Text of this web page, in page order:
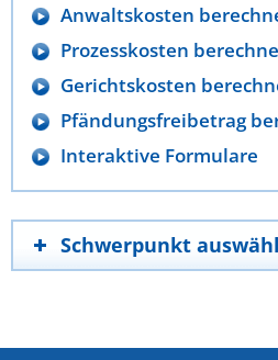
Anwaltskosten
Prozesskosten
Gerichtskosten
Pfändungsfreibetrag
Interaktive Formulare
Schwerpunkt